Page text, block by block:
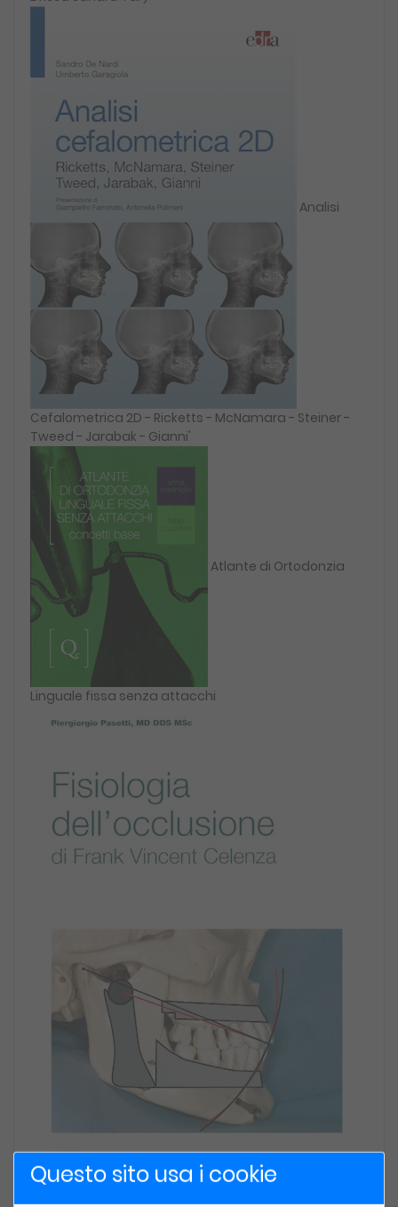
Analisi
Cefalometrica 2D - Ricketts - McNamara - Steiner -
Tweed - Jarabak - Gianni'
Atlante di Ortodonzia
Linguale fissa senza attacchi
Questo sito usa i cookie